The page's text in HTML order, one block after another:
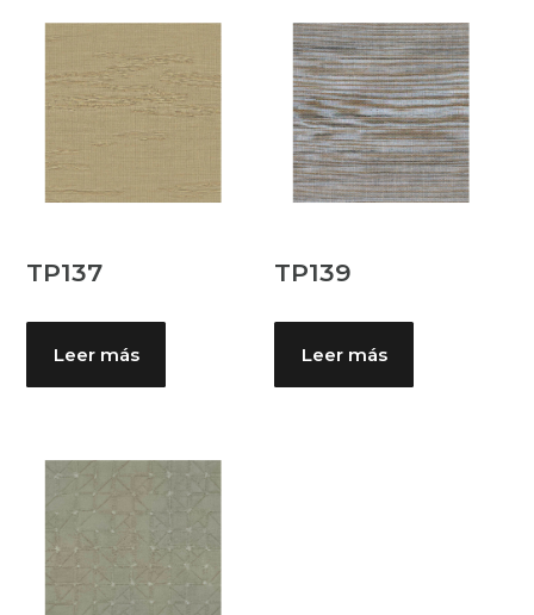
TP137
Leer más
TP139
Leer más